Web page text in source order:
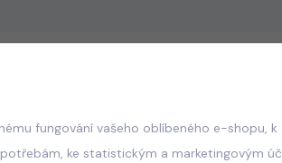
fungování vašeho oblíbeného e-shopu, k
ke statistickým a marketingovým